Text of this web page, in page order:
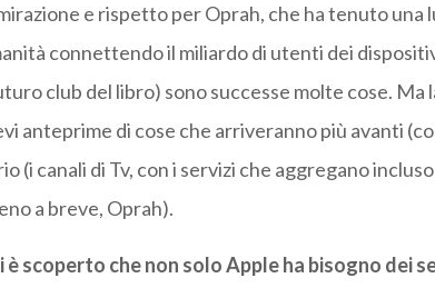
e rispetto per Oprah, che ha tenuto una
connettendo il miliardo di utenti dei
club del libro) sono successe molte cose. Ma
anteprime di cose che arriveranno più avanti
(i canali di Tv, con i servizi che aggregano
a breve, Oprah).
scoperto che non solo Apple ha bisogno dei